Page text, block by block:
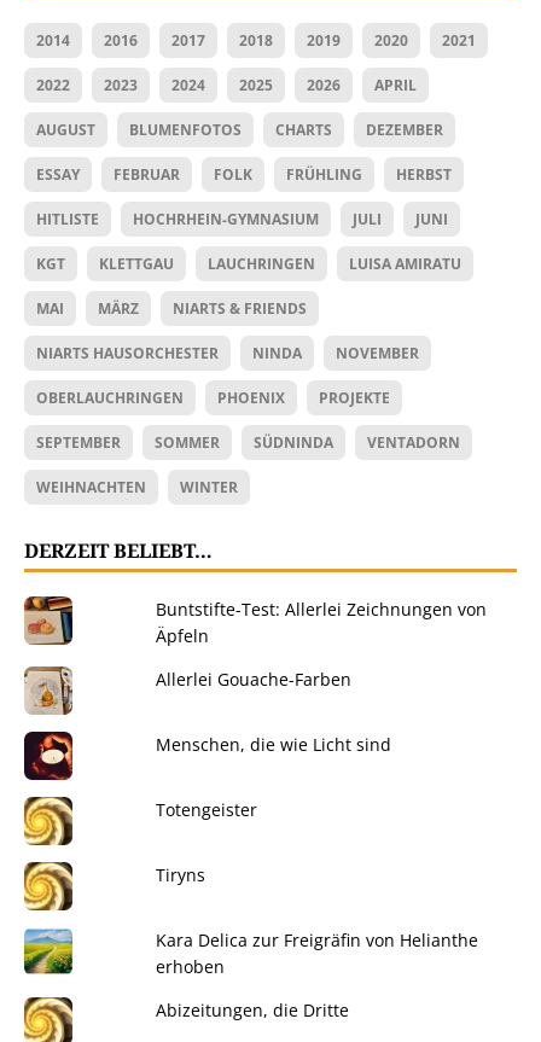
2014 2016 2017 2018 2019 2020 2021
2022 2023 2024 2025 2026 APRIL
AUGUST BLUMENFOTOS CHARTS DEZEMBER
ESSAY FEBRUAR FOLK FRÜHLING HERBST
HITLISTE HOCHRHEIN-GYMNASIUM JULI JUNI
KGT KLETTGAU LAUCHRINGEN LUISA AMIRATU
MAI MÄRZ NIARTS & FRIENDS
NIARTS HAUSORCHESTER NINDA NOVEMBER
OBERLAUCHRINGEN PHOENIX PROJEKTE
SEPTEMBER SOMMER SÜDNINDA VENTADORN
WEIHNACHTEN WINTER
DERZEIT BELIEBT…
Buntstifte-Test: Allerlei Zeichnungen von
Äpfeln
Allerlei Gouache-Farben
Menschen, die wie Licht sind
Totengeister
Tiryns
Kara Delica zur Freigräfin von Helianthe
erhoben
Abizeitungen, die Dritte